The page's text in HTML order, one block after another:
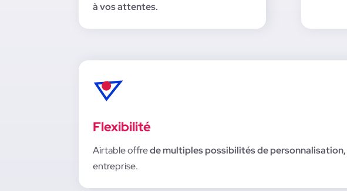
à vos attentes.
Flexibilité
Airtable offrede multiples possibilités de personnalisation,
entreprise.